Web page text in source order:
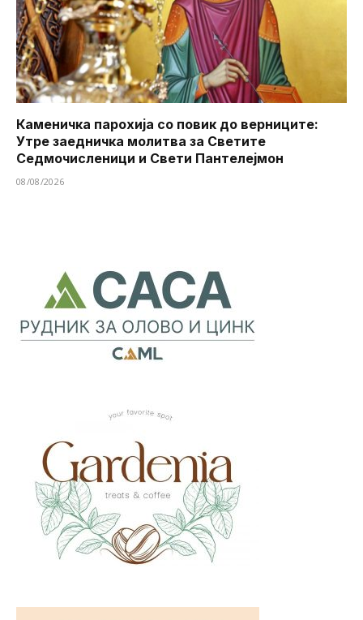
Каменичка парохија со повик до верниците:
Утре заедничка молитва за Светите
Седмочисленици и Свети Пантелејмон
08/08/2026